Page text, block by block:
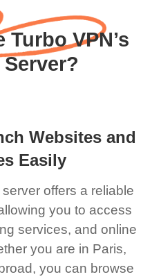
VPN’s
Websites and
Easily
offers a reliable
you to access
services, and online
you are in Paris,
you can browse